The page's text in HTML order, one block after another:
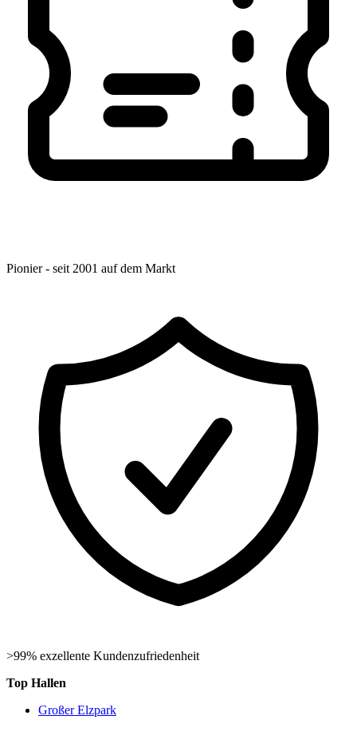
Pionier - seit 2001 auf dem Markt
>99% exzellente Kundenzufriedenheit
Top Hallen
Großer Elzpark